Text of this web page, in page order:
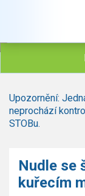
Polévky
Studená kuchyně
Bezmasé a
Saláty
Upozornění:
neprochází
STOBu.
Nudle se
kuřecím